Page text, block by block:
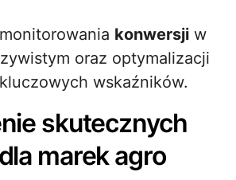
konwersji w
oraz optymalizacji
wskaźników.
skutecznych
marek agro